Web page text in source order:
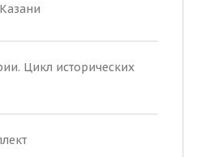
Цикл исторических